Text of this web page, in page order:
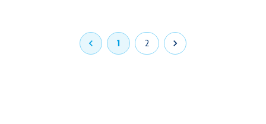
 1 2 